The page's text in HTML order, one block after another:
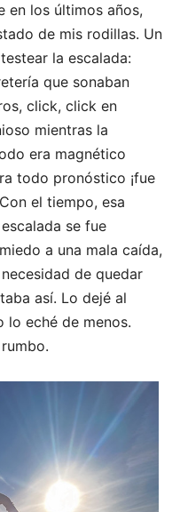
en los últimos años,
de mis rodillas. Un
la escalada:
que sonaban
click, click en
mientras la
era magnético
todo pronóstico ¡fue
el tiempo, esa
se fue
a una mala caída,
de quedar
así. Lo dejé al
lo eché de menos.